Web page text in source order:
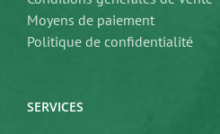
Moyens de paiement
Politique de confidentialité
SERVICES